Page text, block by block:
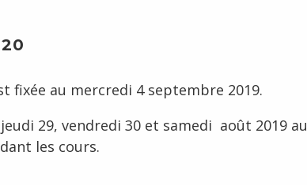
fixée au mercredi 4 septembre 2019.
29, vendredi 30 et samedi août 2019 au
les cours.